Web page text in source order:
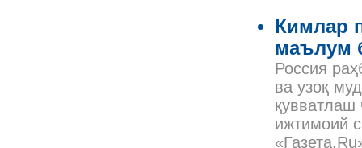
Кимлар
маълум
Россия
ва узоқ
қувватлаш
ижтимоий